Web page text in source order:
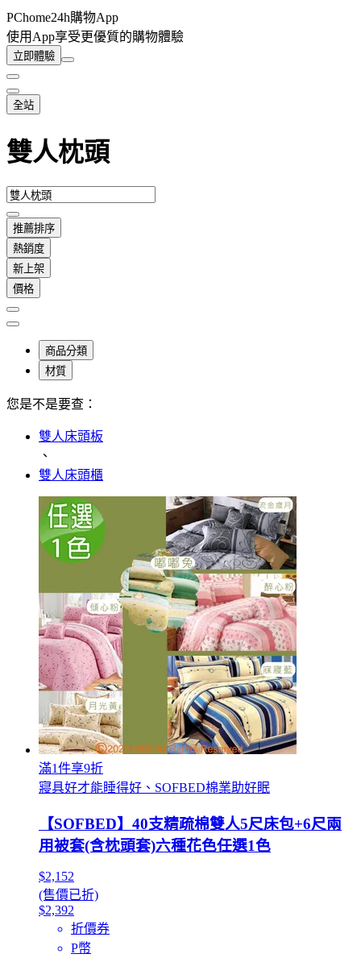
PChome24h購物App
使用App享受更優質的購物體驗
立即體驗
全站
雙人枕頭
推薦排序
熱銷度
新上架
價格
商品分類
材質
您是不是要查：
雙人床頭板
、
雙人床頭櫃
滿1件享9折
寢具好才能睡得好、SOFBED棉業助好眠
【SOFBED】40支精疏棉雙人5尺床包+6尺兩
用被套(含枕頭套)六種花色任選1色
$2,152
(售價已折)
$2,392
折價券
P幣